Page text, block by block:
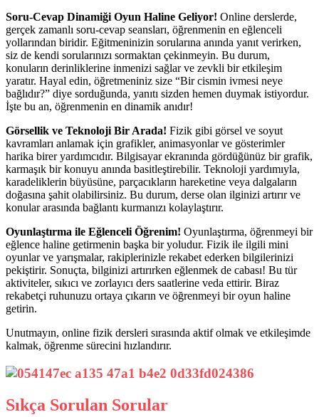
Soru-Cevap Dinamiği Oyun Haline Geliyor! Online derslerde,
gerçek zamanlı soru-cevap seansları, öğrenmenin en eğlenceli
yollarından biridir. Eğitmeninizin sorularına anında yanıt verirken,
siz de kendi sorularınızı sormaktan çekinmeyin. Bu durum,
konuların derinliklerine inmenizi sağlar ve zevkli bir etkileşim
yaratır. Hayal edin, öğretmeniniz size “Bir cismin ivmesi neye
bağlıdır?” diye sorduğunda, yanıtı sizden hemen duymak istiyordur.
İşte bu an, öğrenmenin en dinamik anıdır!
Görsellik ve Teknoloji Bir Arada! Fizik gibi görsel ve soyut
kavramları anlamak için grafikler, animasyonlar ve gösterimler
harika birer yardımcıdır. Bilgisayar ekranında gördüğünüz bir grafik,
karmaşık bir konuyu anında basitleştirebilir. Teknoloji yardımıyla,
karadeliklerin büyüsüne, parçacıkların hareketine veya dalgaların
doğasına şahit olabilirsiniz. Bu durum, derse olan ilginizi artırır ve
konular arasında bağlantı kurmanızı kolaylaştırır.
Oyunlaştırma ile Eğlenceli Öğrenim! Oyunlaştırma, öğrenmeyi bir
eğlence haline getirmenin başka bir yoludur. Fizik ile ilgili mini
oyunlar ve yarışmalar, rakiplerinizle rekabet ederken bilgilerinizi
pekiştirir. Sonuçta, bilginizi artırırken eğlenmek de cabası! Bu tür
aktiviteler, sıkıcı ve zorlayıcı ders saatlerine veda ettirir. Biraz
rekabetçi ruhunuzu ortaya çıkarın ve öğrenmeyi bir oyun haline
getirin.
Unutmayın, online fizik dersleri sırasında aktif olmak ve etkileşimde
kalmak, öğrenme sürecini hızlandırır.
Sıkça Sorulan Sorular